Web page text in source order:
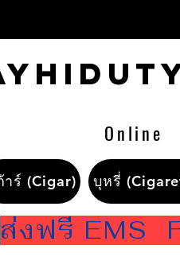
Online
าร์ (Cigar) บุหรี่